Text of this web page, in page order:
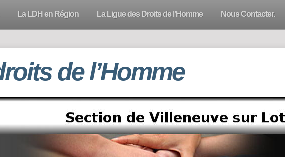
La LDH en Région La Ligue des Droits de l’Homme Nous Contacter.
de l’Homme